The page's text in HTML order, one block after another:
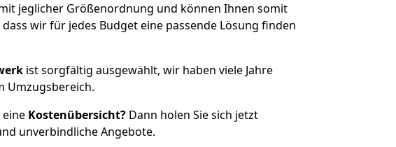
jeglicher Größenordnung und können Ihnen somit
wir für jedes Budget eine passende Lösung finden
ist sorgfältig ausgewählt, wir haben viele Jahre
Umzugsbereich.
eine Kostenübersicht? Dann holen Sie sich jetzt
unverbindliche Angebote.